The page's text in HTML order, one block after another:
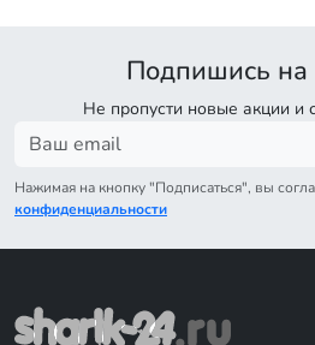
Подпишись на
Не пропусти новые акции и
Нажимая на кнопку "Подписаться", вы
конфиденциальности